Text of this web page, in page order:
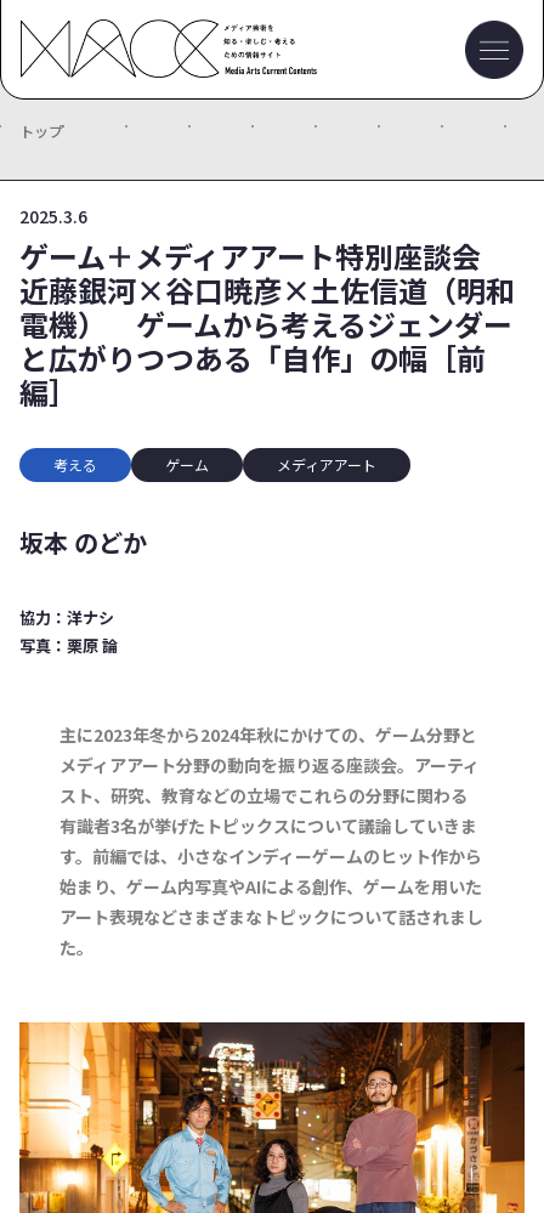
トップ
2025.3.6
ゲーム＋メディアアート特別座談会
近藤銀河×谷口暁彦×土佐信道（明和
電機） ゲームから考えるジェンダー
と広がりつつある「自作」の幅［前
編］
考える ゲーム メディアアート
坂本 のどか
協力：洋ナシ
写真：栗原 論
主に2023年冬から2024年秋にかけての、ゲーム分野と
メディアアート分野の動向を振り返る座談会。アーティ
スト、研究、教育などの立場でこれらの分野に関わる
有識者3名が挙げたトピックスについて議論していきま
す。前編では、小さなインディーゲームのヒット作から
始まり、ゲーム内写真やAIによる創作、ゲームを用いた
アート表現などさまざまなトピックについて話されまし
た。